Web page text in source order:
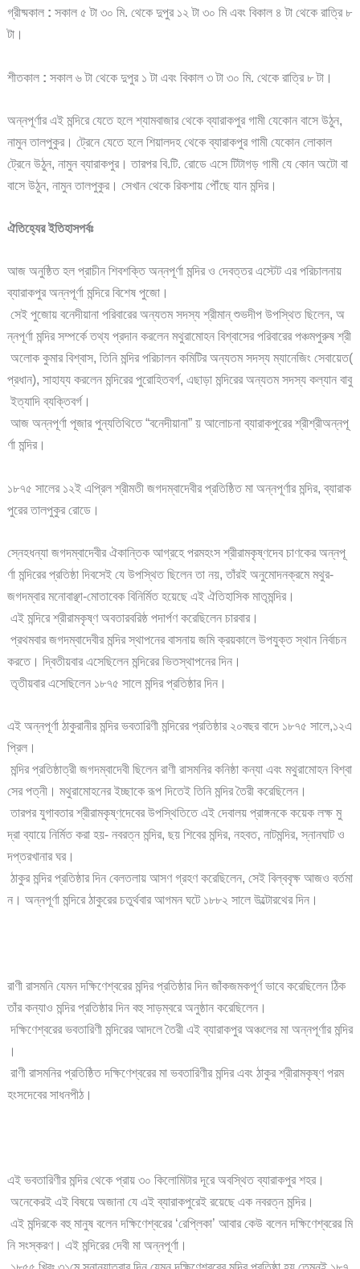
গ্রীষ্মকাল : সকাল ৫ টা ৩০ মি. থেকে দুপুর ১২ টা ৩০ মি এবং বিকাল ৪ টা থেকে রাত্রি ৮
টা।
শীতকাল : সকাল ৬ টা থেকে দুপুর ১ টা এবং বিকাল ৩ টা ৩০ মি. থেকে রাত্রি ৮ টা।
অন্নপূর্ণার এই মন্দিরে যেতে হলে শ্যামবাজার থেকে ব্যারাকপুর গামী যেকোন বাসে উঠুন,
নামুন তালপুকুর। ট্রেনে যেতে হলে শিয়ালদহ থেকে ব্যারাকপুর গামী যেকোন লোকাল
ট্রেনে উঠুন, নামুন ব্যারাকপুর। তারপর বি.টি. রোডে এসে টিটাগড় গামী যে কোন অটো বা
বাসে উঠুন, নামুন তালপুকুর। সেখান থেকে রিকশায় পৌঁছে যান মন্দির।
ঐতিহ্যের ইতিহাসপর্বঃ
আজ অনুষ্ঠিত হল প্রাচীন শিবশক্তি অন্নপূর্ণা মন্দির ও দেবত্তর এস্টেট এর পরিচালনায়
ব্যারাকপুর অন্নপূর্ণা মন্দিরে বিশেষ পুজো।
সেই পুজোয় বনেদীয়ানা পরিবারের অন্যতম সদস্য শ্রীমান্ শুভদীপ উপস্থিত ছিলেন, অ
ন্নপূর্ণা মন্দির সম্পর্কে তথ্য প্রদান করলেন মথুরামোহন বিশ্বাসের পরিবারের পঞ্চমপুরুষ শ্রী
অলোক কুমার বিশ্বাস, তিনি মন্দির পরিচালন কমিটির অন্যতম সদস্য ম্যানেজিং সেবায়েত(
প্রধান), সাহায্য করলেন মন্দিরের পুরোহিতবর্গ, এছাড়া মন্দিরের অন্যতম সদস্য কল্যান বাবু
ইত্যাদি ব্যক্তিবর্গ।
আজ অন্নপূর্ণা পূজার পুন্যতিথিতে “বনেদীয়ানা” য় আলোচনা ব্যারাকপুরের শ্রীশ্রীঅন্নপূ
র্ণা মন্দির।
১৮৭৫ সালের ১২ই এপ্রিল শ্রীমতী জগদম্বাদেবীর প্রতিষ্ঠিত মা অন্নপূর্ণার মন্দির, ব্যারাক
পুরের তালপুকুর রোডে।
স্নেহধন্যা জগদম্বাদেবীর ঐকান্তিক আগ্রহে পরমহংস শ্রীরামকৃষ্ণদেব চাণকের অন্নপূ
র্ণা মন্দিরের প্রতিষ্ঠা দিবসেই যে উপস্থিত ছিলেন তা নয়, তাঁরই অনুমোদনক্রমে মথুর-
জগদম্বার মনোবাঞ্ছা-মোতাবেক বিনির্মিত হয়েছে এই ঐতিহাসিক মাতৃমন্দির।
এই মন্দিরে শ্রীরামকৃষ্ণ অবতারবরিষ্ঠ পদার্পণ করেছিলেন চারবার।
প্রথমবার জগদম্বাদেবীর মন্দির স্থাপনের বাসনায় জমি ক্রয়কালে উপযুক্ত স্থান নির্বাচন
করতে। দ্বিতীয়বার এসেছিলেন মন্দিরের ভিতস্থাপনের দিন।
তৃতীয়বার এসেছিলেন ১৮৭৫ সালে মন্দির প্রতিষ্ঠার দিন।
এই অন্নপূর্ণা ঠাকুরানীর মন্দির ভবতারিণী মন্দিরের প্রতিষ্ঠার ২০বছর বাদে ১৮৭৫ সালে,১২এ
প্রিল।
মন্দির প্রতিষ্ঠাত্রী জগদম্বাদেবী ছিলেন রাণী রাসমনির কনিষ্ঠা কন্যা এবং মথুরামোহন বিশ্বা
সের পত্নী। মথুরামোহনের ইচ্ছাকে রূপ দিতেই তিনি মন্দির তৈরী করেছিলেন।
তারপর যুগাবতার শ্রীরামকৃষ্ণদেবের উপস্থিতিতে এই দেবালয় প্রাঙ্গনকে কয়েক লক্ষ মু
দ্রা ব্যায়ে নির্মিত করা হয়- নবরত্ন মন্দির, ছয় শিবের মন্দির, নহবত, নাটমন্দির, স্নানঘাট ও
দপ্তরখানার ঘর।
ঠাকুর মন্দির প্রতিষ্ঠার দিন বেলতলায় আসণ গ্রহণ করেছিলেন, সেই বিল্ববৃক্ষ আজও বর্তমা
ন। অন্নপূর্ণা মন্দিরে ঠাকুরের চতুর্থবার আগমন ঘটে ১৮৮২ সালে উল্টোরথের দিন।
রাণী রাসমনি যেমন দক্ষিণেশ্বরের মন্দির প্রতিষ্ঠার দিন জাঁকজমকপূর্ণ ভাবে করেছিলেন ঠিক
তাঁর কন্যাও মন্দির প্রতিষ্ঠার দিন বহু সাড়ম্বরে অনুষ্ঠান করেছিলেন।
দক্ষিণেশ্বরের ভবতারিণী মন্দিরের আদলে তৈরী এই ব্যারাকপুর অঞ্চলের মা অন্নপূর্ণার মন্দির
।
রাণী রাসমনির প্রতিষ্ঠিত দক্ষিণেশ্বরের মা ভবতারিণীর মন্দির এবং ঠাকুর শ্রীরামকৃষ্ণ পরম
হংসদেবের সাধনপীঠ।
এই ভবতারিণীর মন্দির থেকে প্রায় ৩০ কিলোমিটার দূরে অবস্থিত ব্যারাকপুর শহর।
অনেকেরই এই বিষয়ে অজানা যে এই ব্যারাকপুরেই রয়েছে এক নবরত্ন মন্দির।
এই মন্দিরকে বহু মানুষ বলেন দক্ষিণেশ্বরের ‘রেপ্লিকা’ আবার কেউ বলেন দক্ষিণেশ্বরের মি
নি সংস্করণ। এই মন্দিরের দেবী মা অন্নপূর্ণা।